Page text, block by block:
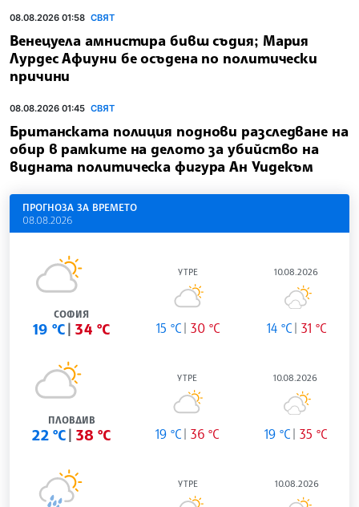
08.08.2026 01:58 СВЯТ
Венецуела амнистира бивш съдия; Мария
Лурдес Афиуни бе осъдена по политически
причини
08.08.2026 01:45 СВЯТ
Британската полиция поднови разследване на
обир в рамките на делото за убийство на
видната политическа фигура Ан Уидекъм
ПРОГНОЗА ЗА ВРЕМЕТО
08.08.2026
СОФИЯ
19 °C 34 °C
УТРЕ
15 °C 30 °C
10.08.2026
14 °C 31 °C
ПЛОВДИВ
22 °C 38 °C
УТРЕ
19 °C 36 °C
10.08.2026
19 °C 35 °C
УТРЕ 10.08.2026